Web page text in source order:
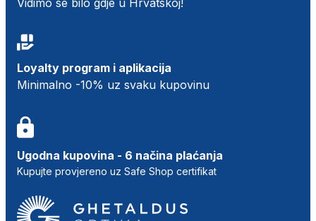
Loyalty program i aplikacija
Minimalno -10% uz svaku kupovinu
Ugodna kupovina - 6 načina plaćanja
Kupujte provjereno uz Safe Shop certifikat